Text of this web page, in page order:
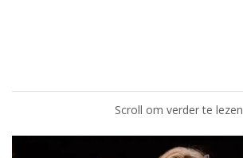
Scroll om verder te lezen